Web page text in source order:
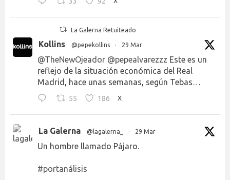
La Galerna Retuiteado
Kollins @pepekollins · 29 Mar
@TheNewOjeador @pepealvarezzz Este es un
reflejo de la situación económica del Real
Madrid, hace unas semanas, según Tebas…
55 186 X
La Galerna @lagalerna_ · 29 Mar
Un hombre llamado Pájaro.
#portanálisis